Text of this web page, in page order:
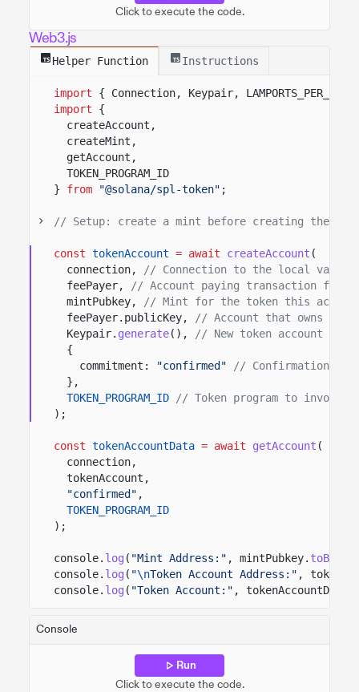
Click to execute the code.
Web3.js
Helper Function Instructions
import
{ Connection, Keypair, LAMPORTS_PER_SOL
import
{
createAccount,
createMint,
getAccount,
TOKEN_PROGRAM_ID
}
from "@solana/spl-token" ;
// Setup: create a mint before creating the
const tokenAccount = await createAccount (
connection,
// Connection to the local
feePayer,
// Account paying transaction fees.
mintPubkey,
// Mint for the token this
feePayer.publicKey,
// Account that owns the
Keypair. generate(),
// New token account to
{
commitment:
"confirmed"
// Confirmation
},
TOKEN_PROGRAM_ID
// Token program to invoke.
);
const tokenAccountData = await getAccount (
connection,
tokenAccount,
"confirmed" ,
TOKEN_PROGRAM_ID
);
console. log ( "Mint Address:" , mintPubkey.
console. log ( "\nToken Account Address:" ,
console. log ( "Token Account:" ,
Console
Run
Click to execute the code.